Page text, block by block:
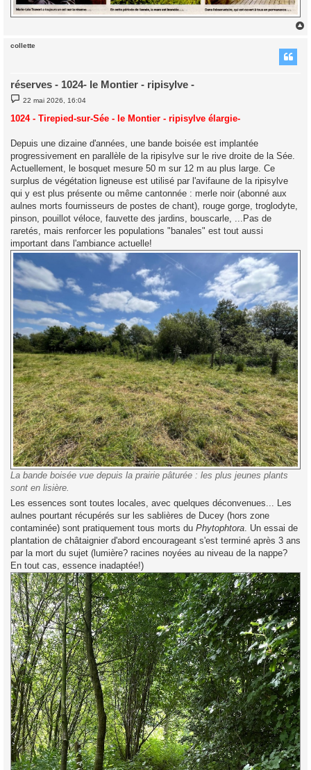
collette
réserves - 1024- le Montier - ripisylve -
M
s
s
e
22 mai 2026, 16:04
1024 - Tirepied-sur-Sée - le Montier - ripisylve élargie-
Depuis une dizaine d'années, une bande boisée est implantée
progressivement en parallèle de la ripisylve sur le rive droite de la Sée.
Actuellement, le bosquet mesure 50 m sur 12 m au plus large. Ce
surplus de végétation ligneuse est utilisé par l'avifaune de la ripisylve
qui y est plus présente ou même cantonnée : merle noir (abonné aux
aulnes morts fournisseurs de postes de chant), rouge gorge, troglodyte,
pinson, pouillot véloce, fauvette des jardins, bouscarle, ...Pas de
raretés, mais renforcer les populations "banales" est tout aussi
important dans l'ambiance actuelle!
La bande boisée vue depuis la prairie pâturée : les plus jeunes plants
sont en lisière.
Les essences sont toutes locales, avec quelques déconvenues... Les
aulnes pourtant récupérés sur les sablières de Ducey (hors zone
contaminée) sont pratiquement tous morts du Phytophtora . Un essai de
plantation de châtaignier d'abord encourageant s'est terminé après 3 ans
par la mort du sujet (lumière? racines noyées au niveau de la nappe?
En tout cas, essence inadaptée!)